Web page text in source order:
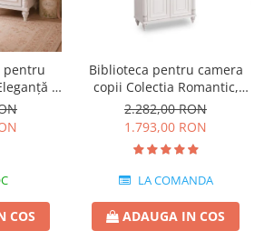
pentru
și
COS
Biblioteca pentru camera
copii Colectia Romantic,
96x42x186 cm
2.282,00 RON
1.793,00 RON
LA COMANDA
ADAUGA IN COS